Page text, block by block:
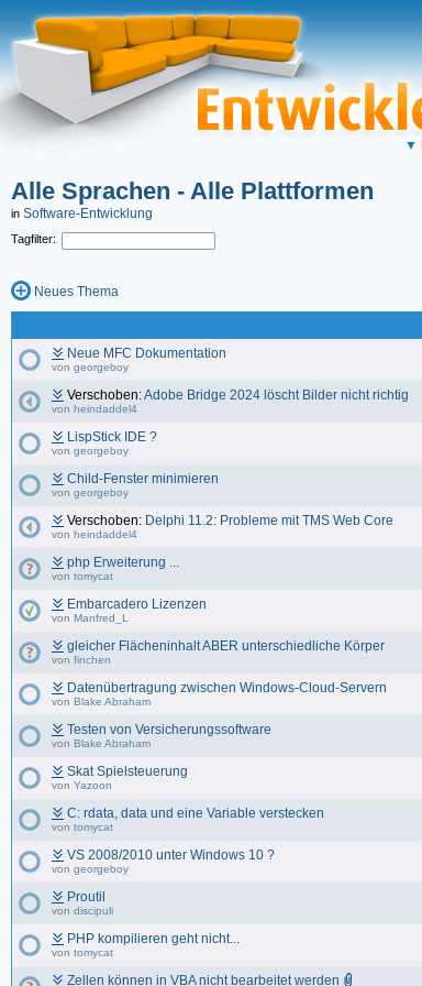
▼
Alle Sprachen - Alle Plattformen
in Software-Entwicklung
Tagfilter:
Neues Thema
Neue MFC Dokumentation
von georgeboy
Verschoben:Adobe Bridge 2024 löscht Bilder nicht richtig
von heindaddel4
LispStick IDE ?
von georgeboy
Child-Fenster minimieren
von georgeboy
Verschoben: Delphi 11.2: Probleme mit TMS Web Core
von heindaddel4
php Erweiterung ...
von tomycat
Embarcadero Lizenzen
von Manfred_L
gleicher Flächeninhalt ABER unterschiedliche Körper
von finchen
Datenübertragung zwischen Windows-Cloud-Servern
von Blake Abraham
Testen von Versicherungssoftware
von Blake Abraham
Skat Spielsteuerung
von Yazoon
C: rdata, data und eine Variable verstecken
von tomycat
VS 2008/2010 unter Windows 10 ?
von georgeboy
Proutil
von discipuli
PHP kompilieren geht nicht...
von tomycat
Zellen können in VBA nicht bearbeitet werden